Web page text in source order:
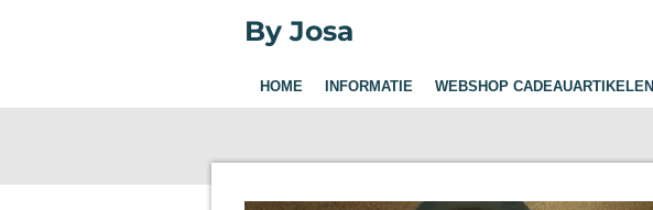
By Josa
HOME INFORMATIE WEBSHOP CADEAUARTIKELEN